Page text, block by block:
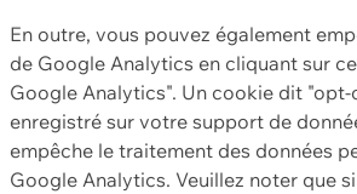
En outre, vous pouvez également
de Google Analytics en cliquant sur
Google Analytics". Un cookie dit
enregistré sur votre support de
empêche le traitement des données
Google Analytics. Veuillez noter que